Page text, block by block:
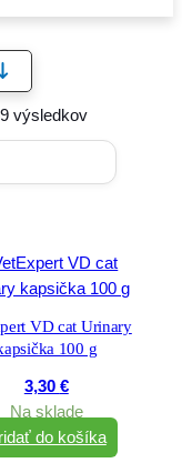
výsledkov
VD cat Urinary
100 g
3,30 €
Na sklade
do košíka